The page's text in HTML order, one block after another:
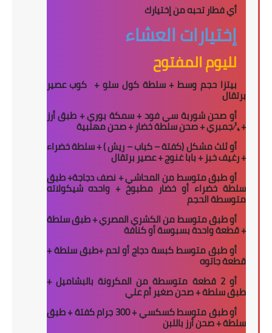
أي فطار تحبه من إختيارك
إختيارات العشاء
لليوم المفتوح
بيتزا حجم وسط + سلطة كول سلو + كوب عصير
برتقال
أو صحن شوربة سي فود + سمكة بوري + طبق أرز
+
¼جمبري + صحن سلطة خضار + صحن مهلبية
أو ثلث مشكل (كفتة – كباب – ريش ) + سلطة خضراء
+ رغيف خبز + بابا غنوج + عصير برتقال
أو طبق متوسط من المحاشي + نصف دجاجة+ طبق
سلطة خضراء أو خضار مطبوخ + واحده شيكولاته
متوسطة الحجم
أو طبق متوسط من الكشري المصري + طبق سلطة
+ قطعة واحدة بسبوسة أو كنافة
أو طبق متوسط كبسة دجاج أو لحم +طبق سلطة +
قطعة جاتوه
أو 2 قطعة متوسطة من المكرونة بالبشاميل +
طبق سلطة + صحن صغير أم علي
أو طبق متوسط كسكسي + 300 جرام كفتة + طبق
سلطة + صحن أرز باللبن